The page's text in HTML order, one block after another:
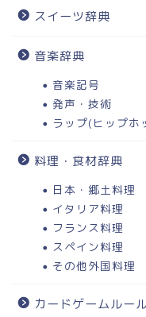
スイーツ辞典
音楽辞典
音楽記号
発声・技術
ラップ(ヒップホ
料理・食材辞典
日本・郷土料理
イタリア料理
フランス料理
スペイン料理
その他外国料理
カードゲームルー